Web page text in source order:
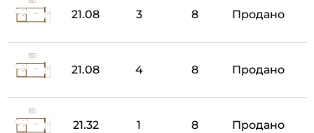
21.08 3 8 Продано
21.08 4 8 Продано
21.32 1 8 Продано